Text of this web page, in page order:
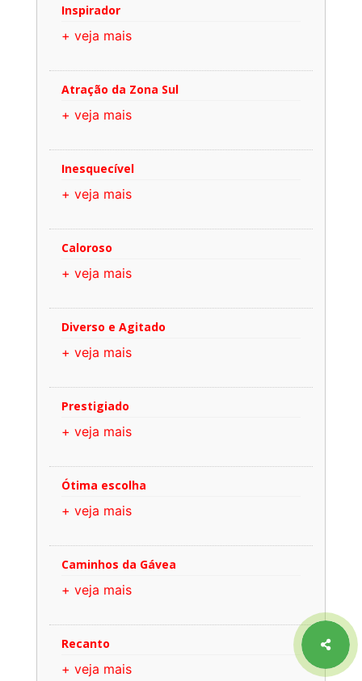
Inspirador
+ veja mais
Atração da Zona Sul
+ veja mais
Inesquecível
+ veja mais
Caloroso
+ veja mais
Diverso e Agitado
+ veja mais
Prestigiado
+ veja mais
Ótima escolha
+ veja mais
Caminhos da Gávea
+ veja mais
Recanto
+ veja mais